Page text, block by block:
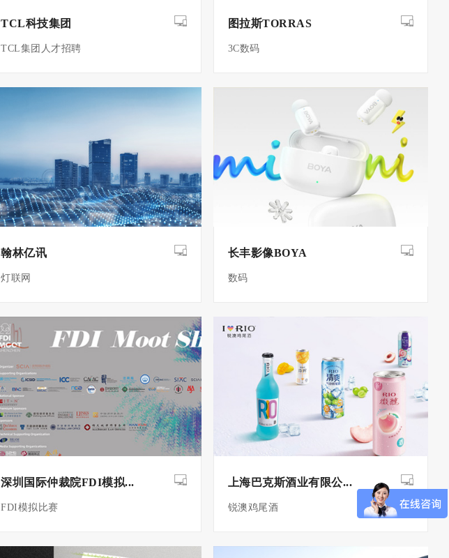
TCL科技集团
TCL集团人才招聘
图拉斯TORRAS
3C数码
翰林亿讯
灯联网
长丰影像BOYA
数码
深圳国际仲裁院FDI模拟...
FDI模拟比赛
上海巴克斯酒业有限公...
锐澳鸡尾酒